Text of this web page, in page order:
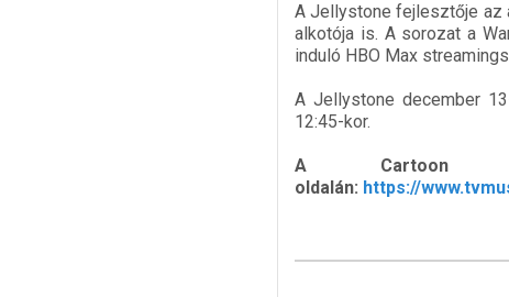
A Jellystone fejlesztője az
alkotója is. A sorozat a
induló HBO Max
A Jellystone december
12:45-kor.
A Cartoon
oldalán: https://